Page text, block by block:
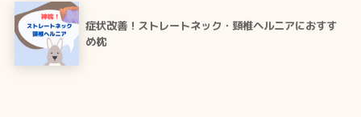
症状改善！ストレートネック・頸椎ヘルニアにおすす
め枕